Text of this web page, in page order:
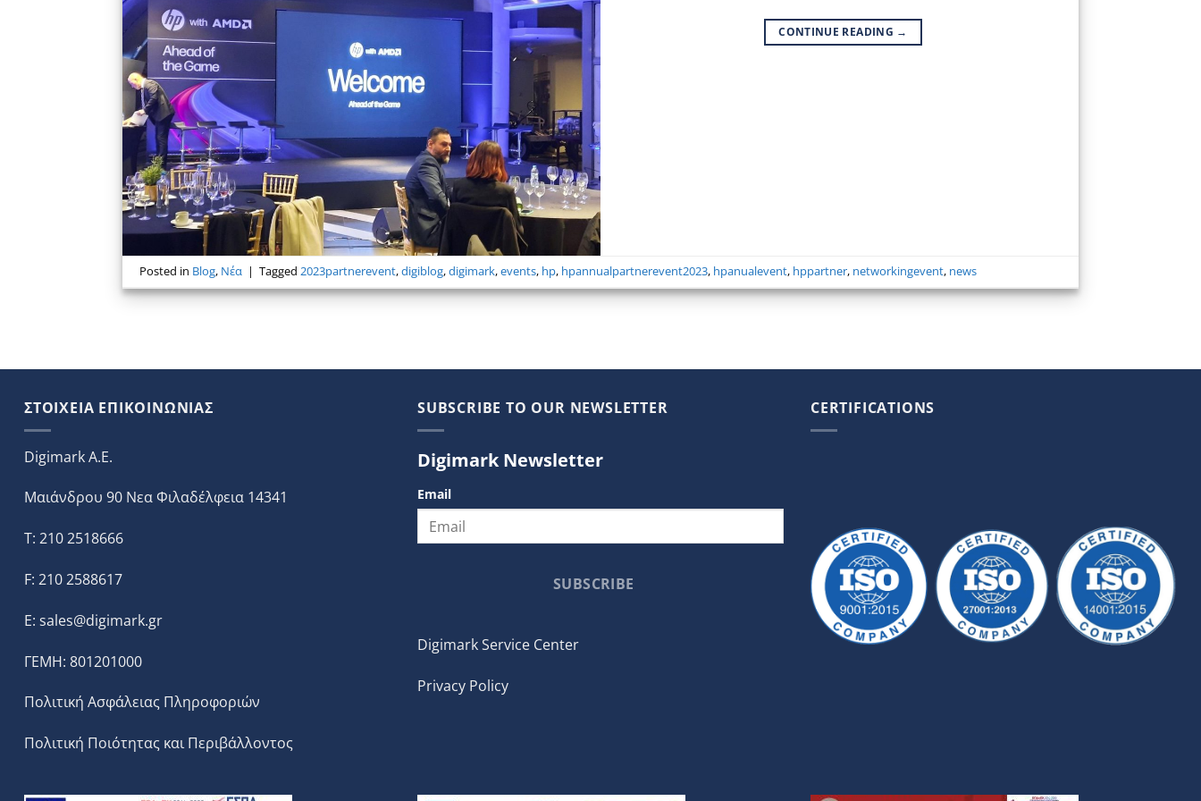
CONTINUE READING →
Posted in Blog, Νέα | Tagged2023partnerevent,digiblog,digimark,events, hp, hpannualpartnerevent2023, hpanualevent, hppartner, networkingevent, news
ΣΤΟΙΧΕΙΑ ΕΠΙΚΟΙΝΩΝΙΑΣ
Digimark A.E.
Μαιάνδρου 90 Νεα Φιλαδέλφεια 14341
T: 210 2518666
F: 210 2588617
E: sales@digimark.gr
ΓΕΜΗ: 801201000
Πολιτική Ασφάλειας Πληροφοριών
Πολιτική Ποιότητας και Περιβάλλοντος
SUBSCRIBE TO OUR NEWSLETTER
Digimark Newsletter
Email
SUBSCRIBE
Digimark Service Center
Privacy Policy
CERTIFICATIONS